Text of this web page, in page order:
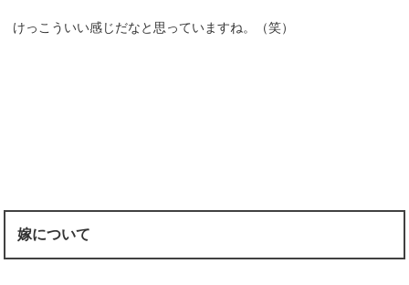
けっこういい感じだなと思っていますね。（笑）
嫁について